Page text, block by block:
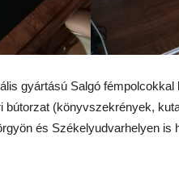
gyártású Salgó
bútorzat (könyvszekrények,
és Székelyudvarhelyen is